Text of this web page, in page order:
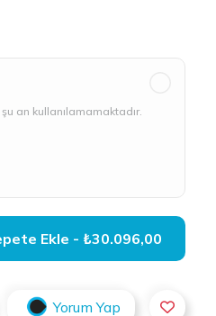
an kullanılamamaktadır.
Sepete Ekle - ₺30.096,00
Yorum Yap